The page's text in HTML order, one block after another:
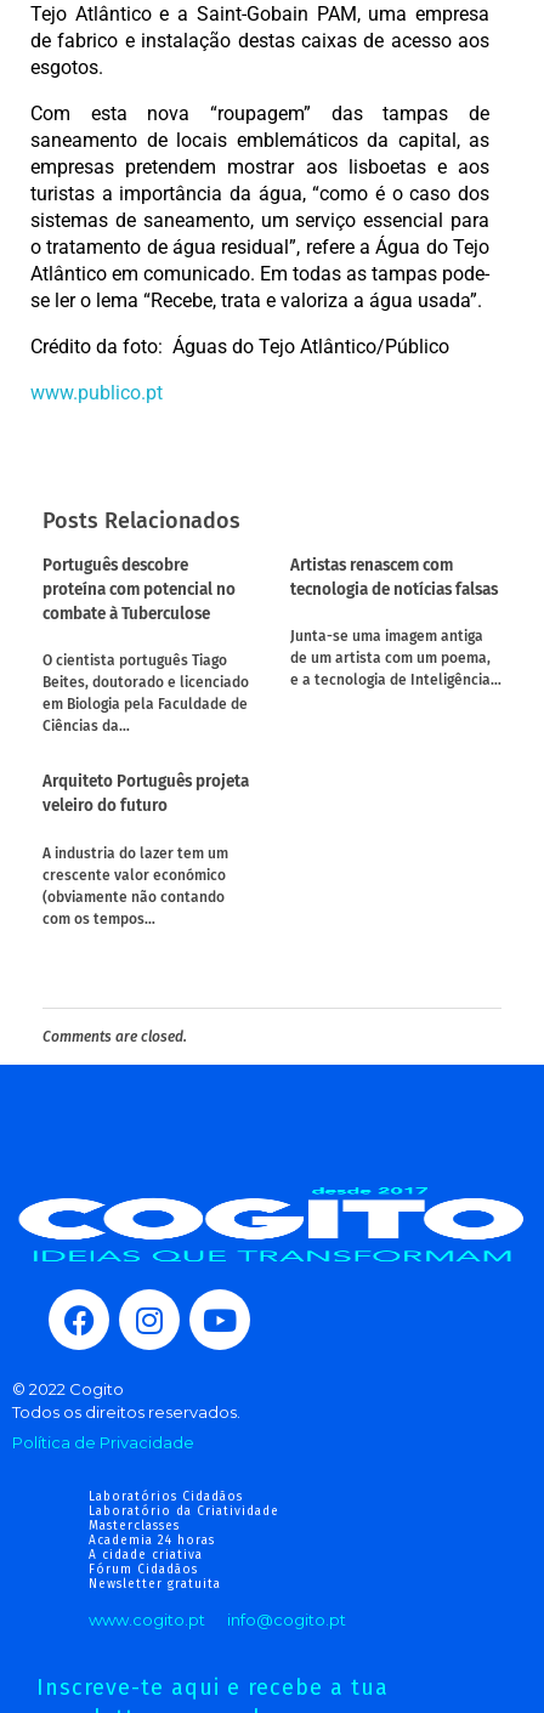
Tejo Atlântico e a Saint-Gobain PAM, uma empresa
de fabrico e instalação destas caixas de acesso aos
esgotos.
Com esta nova “roupagem” das tampas de
saneamento de locais emblemáticos da capital, as
empresas pretendem mostrar aos lisboetas e aos
turistas a importância da água, “como é o caso dos
sistemas de saneamento, um serviço essencial para
o tratamento de água residual”, refere a Água do Tejo
Atlântico em comunicado. Em todas as tampas pode-
se ler o lema “Recebe, trata e valoriza a água usada”.
Crédito da foto: Águas do Tejo Atlântico/Público
www.publico.pt
Posts Relacionados
Português descobre
proteína com potencial no
combate à Tuberculose
O cientista português Tiago
Beites, doutorado e licenciado
em Biologia pela Faculdade de
Ciências da…
Artistas renascem com
tecnologia de notícias falsas
Junta-se uma imagem antiga
de um artista com um poema,
e a tecnologia de Inteligência…
Arquiteto Português projeta
veleiro do futuro
A industria do lazer tem um
crescente valor económico
(obviamente não contando
com os tempos…
Comments are closed.
© 2022 Cogito
Todos os direitos reservados.
Política de Privacidade
Laboratórios Cidadãos
Laboratório da Criatividade
Masterclasses
Academia 24 horas
A cidade criativa
Fórum Cidadãos
Newsletter gratuita
www.cogito.pt info@cogito.pt
Inscreve-te aqui e recebe a tua